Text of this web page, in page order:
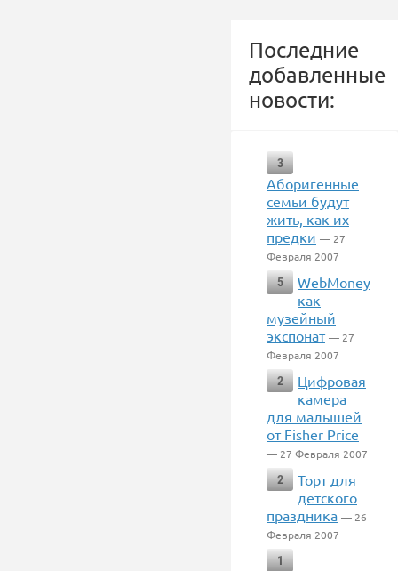
Последние
добавленные
новости:
3
Аборигенные
семьи будут
жить, как их
предки — 27
Февраля 2007
5
WebMoney
как
музейный
экспонат — 27
Февраля 2007
2
Цифровая
камера
для малышей
от Fisher Price
— 27 Февраля 2007
2
Торт для
детского
праздника — 26
Февраля 2007
1